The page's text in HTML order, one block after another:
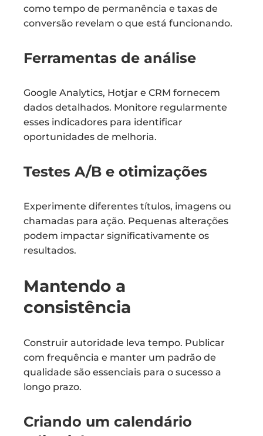
como tempo de permanência e taxas de
conversão revelam o que está funcionando.
Ferramentas de análise
Google Analytics, Hotjar e CRM fornecem
dados detalhados. Monitore regularmente
esses indicadores para identificar
oportunidades de melhoria.
Testes A/B e otimizações
Experimente diferentes títulos, imagens ou
chamadas para ação. Pequenas alterações
podem impactar significativamente os
resultados.
Mantendo a
consistência
Construir autoridade leva tempo. Publicar
com frequência e manter um padrão de
qualidade são essenciais para o sucesso a
longo prazo.
Criando um calendário